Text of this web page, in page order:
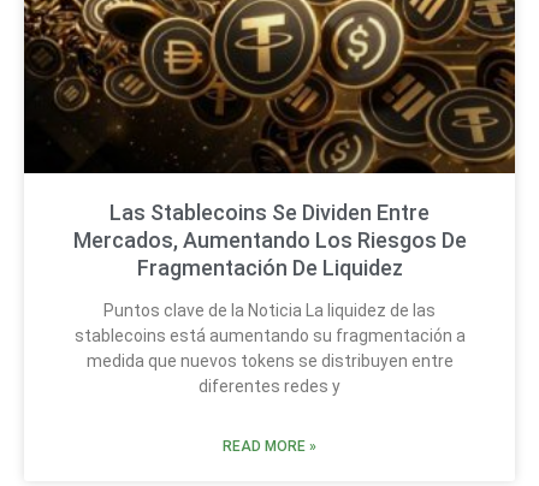
Las Stablecoins Se Dividen Entre
Mercados, Aumentando Los Riesgos De
Fragmentación De Liquidez
Puntos clave de la Noticia La liquidez de las
stablecoins está aumentando su fragmentación a
medida que nuevos tokens se distribuyen entre
diferentes redes y
READ MORE »